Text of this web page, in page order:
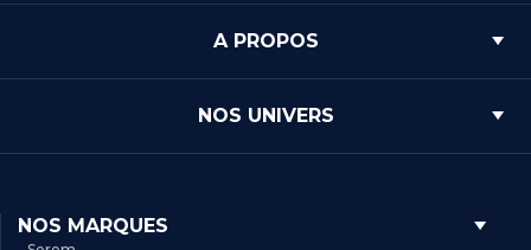
A PROPOS
NOS UNIVERS
NOS MARQUES